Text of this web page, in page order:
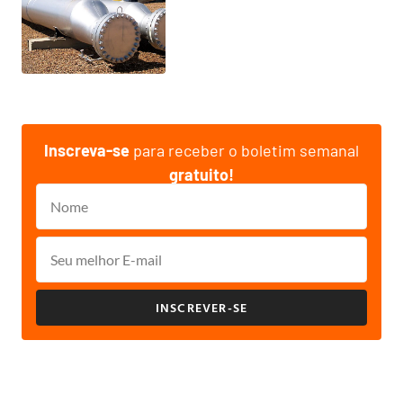
Inscreva-se para receber o boletim semanal
gratuito!
INSCREVER-SE